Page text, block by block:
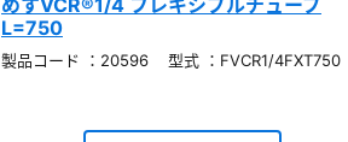
めすVCR®1/4 フレキシブルチューブ
L=750
製品コード ：20596 型式 ：FVCR1/4FXT750